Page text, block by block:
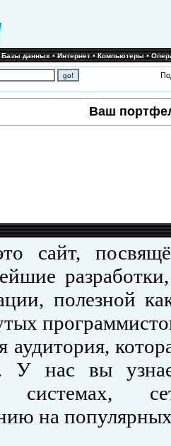
Базы данных•Интернет•Компьютеры•
Ваш
сайт,
полезной
аудитория,
У нас вы
системах,
на